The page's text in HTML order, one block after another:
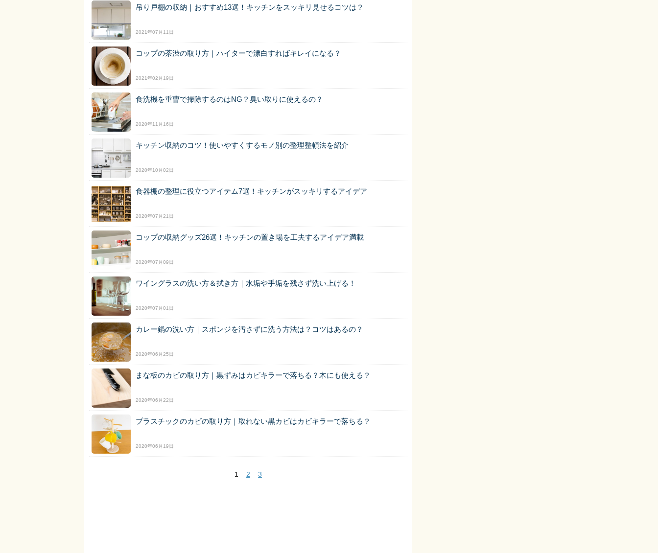
吊り戸棚の収納｜おすすめ13選！キッチンをスッキリ見せるコツは？
2021年07月11日
コップの茶渋の取り方｜ハイターで漂白すればキレイになる？
2021年02月19日
食洗機を重曹で掃除するのはNG？臭い取りに使えるの？
2020年11月16日
キッチン収納のコツ！使いやすくするモノ別の整理整頓法を紹介
2020年10月02日
食器棚の整理に役立つアイテム7選！キッチンがスッキリするアイデア
2020年07月21日
コップの収納グッズ26選！キッチンの置き場を工夫するアイデア満載
2020年07月09日
ワイングラスの洗い方＆拭き方｜水垢や手垢を残さず洗い上げる！
2020年07月01日
カレー鍋の洗い方｜スポンジを汚さずに洗う方法は？コツはあるの？
2020年06月25日
まな板のカビの取り方｜黒ずみはカビキラーで落ちる？木にも使える？
2020年06月22日
プラスチックのカビの取り方｜取れない黒カビはカビキラーで落ちる？
2020年06月19日
1 2 3